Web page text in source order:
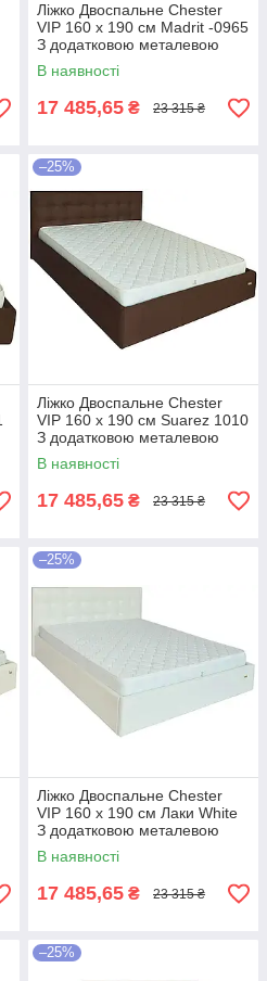
Ліжко Двоспальне Chester
VIP 160 х 190 см Madrit -0965
З додатковою металевою
цільнозварною рамою
Фіолетовий
В наявності
17 485,65 ₴ 23 315 ₴
–25%
Ліжко Двоспальне Chester
VIP 160 х 190 см Suarez 1010
З додатковою металевою
цільнозварною рамою
Коричневий
В наявності
17 485,65 ₴ 23 315 ₴
–25%
Ліжко Двоспальне Chester
VIP 160 х 190 см Лаки White
З додатковою металевою
цільнозварною рамою Білий
В наявності
17 485,65 ₴ 23 315 ₴
–25%